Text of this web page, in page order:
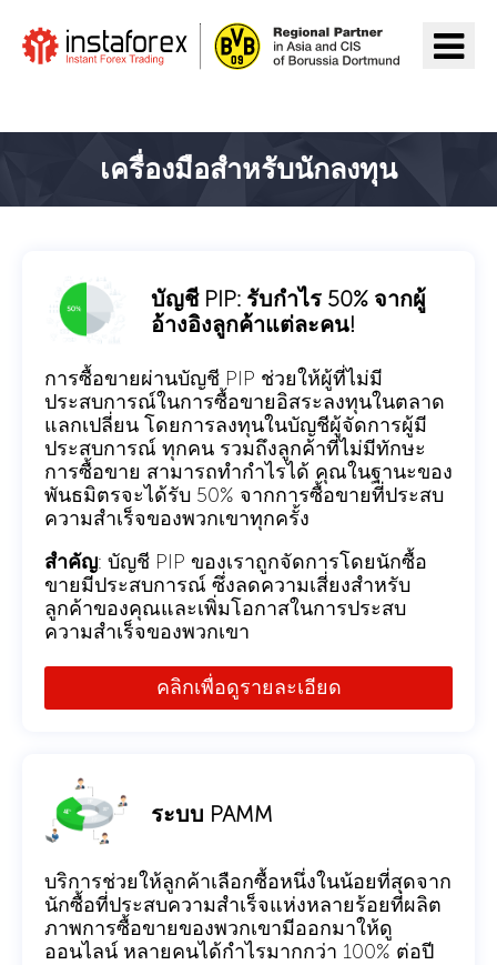
เครื่องมือสำหรับนักลงทุน
บัญชี PIP: รับกำไร 50% จากผู้
อ้างอิงลูกค้าแต่ละคน!
การซื้อขายผ่านบัญชี PIP ช่วยให้ผู้ที่ไม่มี
ประสบการณ์ในการซื้อขายอิสระลงทุนในตลาด
แลกเปลี่ยน โดยการลงทุนในบัญชีผู้จัดการผู้มี
ประสบการณ์ ทุกคน รวมถึงลูกค้าที่ไม่มีทักษะ
การซื้อขาย สามารถทำกำไรได้ คุณในฐานะของ
พันธมิตรจะได้รับ 50% จากการซื้อขายที่ประสบ
ความสำเร็จของพวกเขาทุกครั้ง
สำคัญ: บัญชี PIP ของเราถูกจัดการโดยนักซื้อ
ขายมีประสบการณ์ ซึ่งลดความเสี่ยงสำหรับ
ลูกค้าของคุณและเพิ่มโอกาสในการประสบ
ความสำเร็จของพวกเขา
คลิกเพื่อดูรายละเอียด
ระบบ PAMM
บริการช่วยให้ลูกค้าเลือกซื้อหนึ่งในน้อยที่สุดจาก
นักซื้อที่ประสบความสำเร็จแห่งหลายร้อยที่ผลิต
ภาพการซื้อขายของพวกเขามีออกมาให้ดู
ออนไลน์ หลายคนได้กำไรมากกว่า 100% ต่อปี